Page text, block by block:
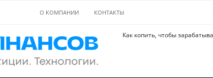
О КОМПАНИИ КОНТАКТЫ
Как копить, чтобы